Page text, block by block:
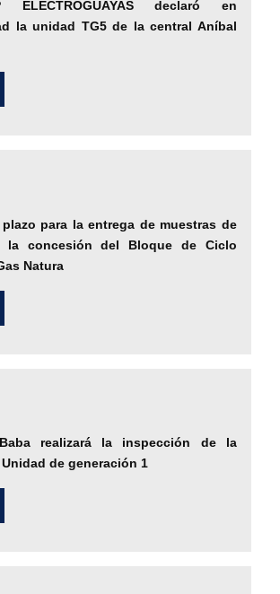
ELECTROGUAYAS declaró en
la unidad TG5 de la central Aníbal
para la entrega de muestras de
la concesión del Bloque de Ciclo
Natura
realizará la inspección de la
de generación 1